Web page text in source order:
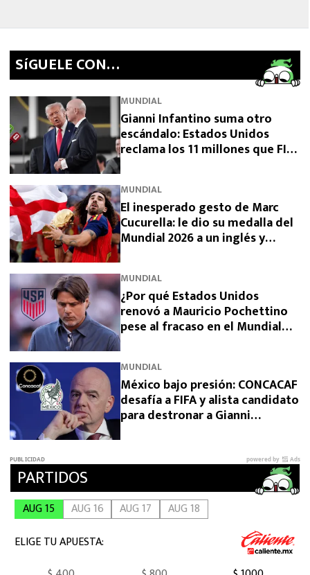
SíGUELE CON…
MUNDIAL
Gianni Infantino suma otro
escándalo: Estados Unidos
reclama los 11 millones que FIFA
MUNDIAL
El inesperado gesto de Marc
Cucurella: le dio su medalla del
Mundial 2026 a un inglés y
MUNDIAL
¿Por qué Estados Unidos
renovó a Mauricio Pochettino
pese al fracaso en el Mundial
MUNDIAL
México bajo presión: CONCACAF
desafía a FIFA y alista candidato
para destronar a Gianni